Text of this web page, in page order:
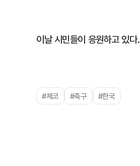
이날 시민들이 응원하고 있다.
#체코 #축구 #한국